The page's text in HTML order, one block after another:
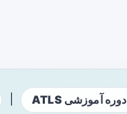
دوره آموزشی ATLS